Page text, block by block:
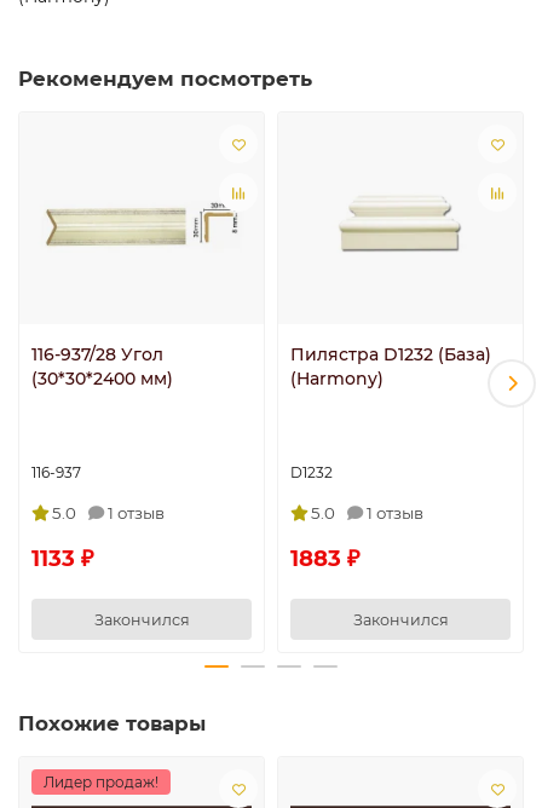
Рекомендуем посмотреть
116-937/28 Угол
(30*30*2400 мм)
116-937
5.0 1 отзыв
1133 ₽
Закончился
Пилястра D1232 (База)
(Harmony)
D1232
5.0 1 отзыв
1883 ₽
Закончился
Похожие товары
Лидер продаж!